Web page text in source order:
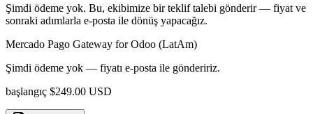
Şimdi ödeme yok. Bu, ekibimize bir teklif talebi gönderir — fiyat ve
sonraki adımlarla e-posta ile dönüş yapacağız.
Mercado Pago Gateway for Odoo (LatAm)
Şimdi ödeme yok — fiyatı e-posta ile göndeririz.
başlangıç $249.00 USD